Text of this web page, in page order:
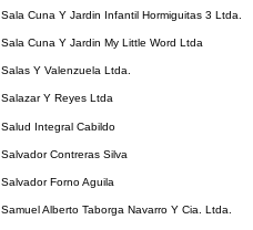
Sala Cuna Y Jardin Infantil Hormiguitas 3 Ltda.
Sala Cuna Y Jardin My Little Word Ltda
Salas Y Valenzuela Ltda.
Salazar Y Reyes Ltda
Salud Integral Cabildo
Salvador Contreras Silva
Salvador Forno Aguila
Samuel Alberto Taborga Navarro Y Cia. Ltda.